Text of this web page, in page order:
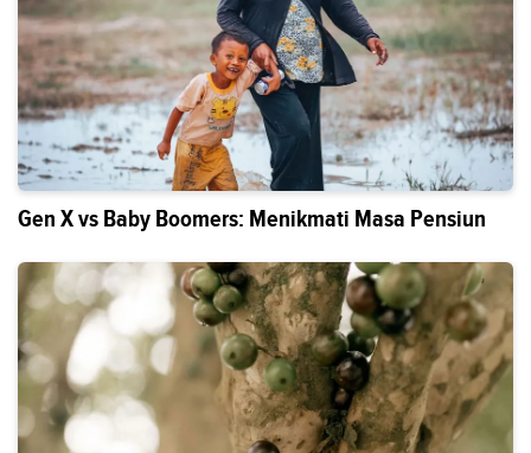
Gen X vs Baby Boomers: Menikmati Masa Pensiun